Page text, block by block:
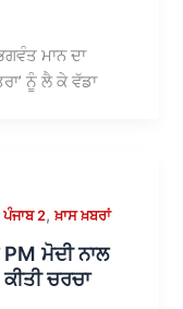
ਮਾਨ ਦਾ
ਨੂੰ ਲੈ ਕੇ ਵੱਡਾ
ਪੰਜਾਬ 2,ਖ਼ਾਸ ਖ਼ਬਰਾਂ
ਮੋਦੀ ਨਾਲ
ਚਰਚਾ